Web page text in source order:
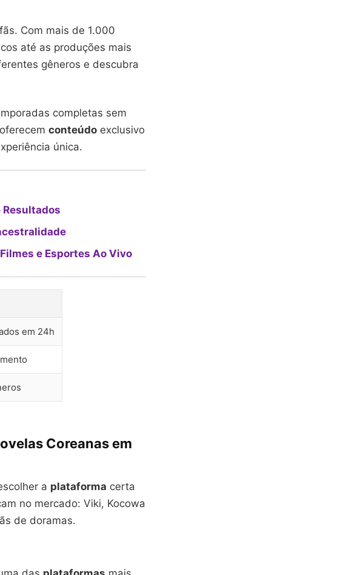
Com mais de 1.000
até as produções mais
gêneros e descubra
completas sem
conteúdo exclusivo
única.
Resultados
e Esportes Ao Vivo
em 24h
Coreanas em
a plataforma certa
no mercado: Viki, Kocowa
de doramas.